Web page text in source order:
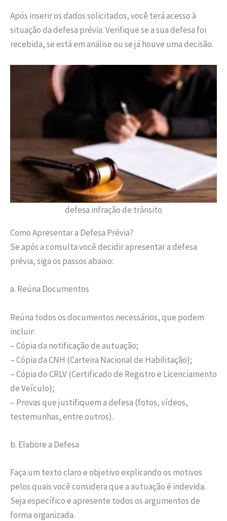
Após inserir os dados solicitados, você terá acesso à
situação da defesa prévia. Verifique se a sua defesa foi
recebida, se está em análise ou se já houve uma decisão.
defesa infração de trânsito
Como Apresentar a Defesa Prévia?
Se após a consulta você decidir apresentar a defesa
prévia, siga os passos abaixo:
a. Reúna Documentos
Reúna todos os documentos necessários, que podem
incluir:
– Cópia da notificação de autuação;
– Cópia da CNH (Carteira Nacional de Habilitação);
– Cópia do CRLV (Certificado de Registro e Licenciamento
de Veículo);
– Provas que justifiquem a defesa (fotos, vídeos,
testemunhas, entre outros).
b. Elabore a Defesa
Faça um texto claro e objetivo explicando os motivos
pelos quais você considera que a autuação é indevida.
Seja específico e apresente todos os argumentos de
forma organizada.